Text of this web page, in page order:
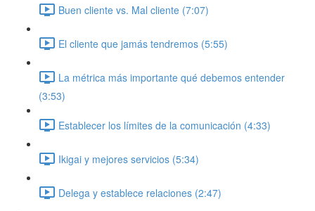
Buen cliente vs. Mal cliente (7:07)
El cliente que jamás tendremos (5:55)
La métrica más importante qué debemos entender
(3:53)
Establecer los límites de la comunicación (4:33)
Ikigai y mejores servicios (5:34)
Delega y establece relaciones (2:47)